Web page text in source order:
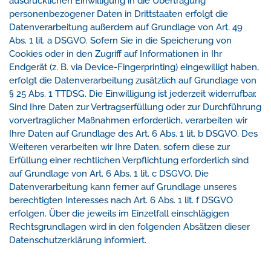
personenbezogener Daten in Drittstaaten erfolgt die
Datenverarbeitung außerdem auf Grundlage von Art. 49
Abs. 1 lit. a DSGVO. Sofern Sie in die Speicherung von
Cookies oder in den Zugriff auf Informationen in Ihr
Endgerät (z. B. via Device-Fingerprinting) eingewilligt haben,
erfolgt die Datenverarbeitung zusätzlich auf Grundlage von
§ 25 Abs. 1 TTDSG. Die Einwilligung ist jederzeit widerrufbar.
Sind Ihre Daten zur Vertragserfüllung oder zur Durchführung
vorvertraglicher Maßnahmen erforderlich, verarbeiten wir
Ihre Daten auf Grundlage des Art. 6 Abs. 1 lit. b DSGVO. Des
Weiteren verarbeiten wir Ihre Daten, sofern diese zur
Erfüllung einer rechtlichen Verpflichtung erforderlich sind
auf Grundlage von Art. 6 Abs. 1 lit. c DSGVO. Die
Datenverarbeitung kann ferner auf Grundlage unseres
berechtigten Interesses nach Art. 6 Abs. 1 lit. f DSGVO
erfolgen. Über die jeweils im Einzelfall einschlägigen
Rechtsgrundlagen wird in den folgenden Absätzen dieser
Datenschutzerklärung informiert.